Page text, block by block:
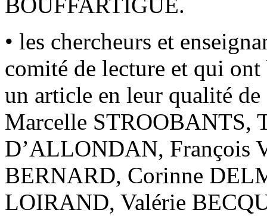
• les chercheurs et
comité de lecture et qui
un article en leur qualité
Marcelle STROOBANTS,
D’ALLONDAN, François
BERNARD, Corinne
LOIRAND, Valérie